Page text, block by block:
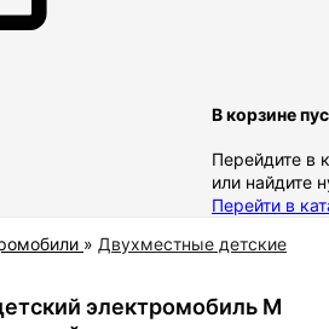
В корзине
Перейдите в
или найдите
Перейти в
» Двухместные детские
электромобиль M